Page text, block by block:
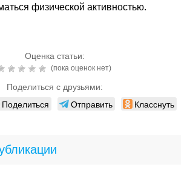
физической активностью.
Оценка статьи:
(пока оценок нет)
Поделиться с друзьями:
Поделиться Отправить Класснуть